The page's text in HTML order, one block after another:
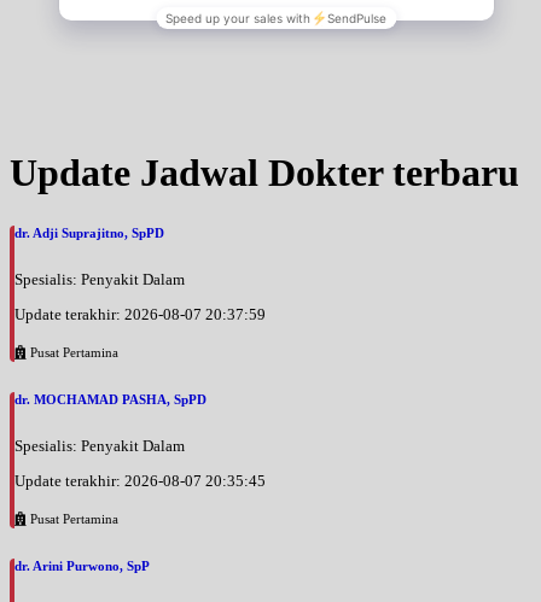
Update Jadwal Dokter terbaru
dr. Adji Suprajitno, SpPD
Spesialis: Penyakit Dalam
Update terakhir: 2026-08-07 20:37:59
Pusat Pertamina
dr. MOCHAMAD PASHA, SpPD
Spesialis: Penyakit Dalam
Update terakhir: 2026-08-07 20:35:45
Pusat Pertamina
dr. Arini Purwono, SpP